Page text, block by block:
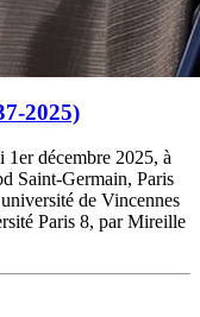
2025)
1er décembre 2025, à
Saint-Germain, Paris
de Vincennes
Paris 8, par Mireille